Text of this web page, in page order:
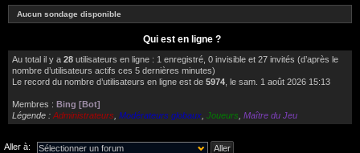
Aucun sondage disponible
Qui est en ligne ?
Au total il y a 28 utilisateurs en ligne : 1 enregistré, 0 invisible et 27 invités (d’après le
nombre d’utilisateurs actifs ces 5 dernières minutes)
Le record du nombre d’utilisateurs en ligne est de 5974 , le sam. 1 août 2026 15:13
Membres : Bing [Bot]
Légende : Administrateurs Modérateurs globaux Joueurs Maître du Jeu
Aller à: